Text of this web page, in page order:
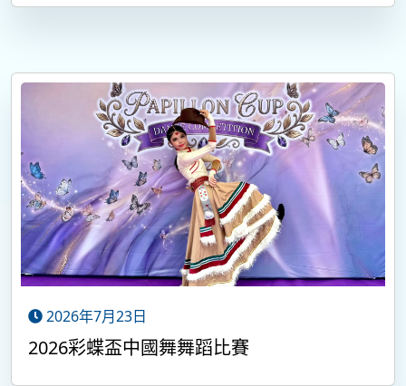
2026年7月23日
2026彩蝶盃中國舞舞蹈比賽